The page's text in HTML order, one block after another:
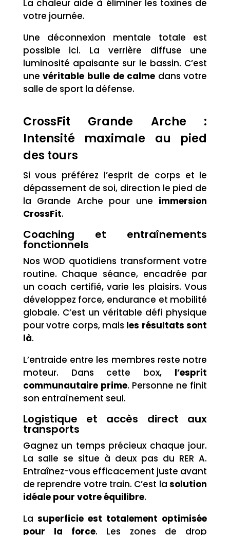
La chaleur aide à éliminer les toxines de
votre journée.
Une déconnexion mentale totale est
possible ici. La verrière diffuse une
luminosité apaisante sur le bassin. C’est
unevéritable bulle de calme dans votre
salle de sport la défense.
CrossFit Grande Arche :
Intensité maximale au pied
des tours
Si vous préférez l’esprit de corps et le
dépassement de soi, direction le pied de
la Grande Arche pour une immersion
CrossFit.
Coaching et entraînements
fonctionnels
Nos WOD quotidiens transforment votre
routine. Chaque séance, encadrée par
un coach certifié, varie les plaisirs. Vous
développez force, endurance et mobilité
globale. C’est un véritable défi physique
pour votre corps, mais les résultats sont
là.
L’entraide entre les membres reste notre
moteur. Dans cette box, l’esprit
communautaire prime. Personne ne finit
son entraînement seul.
Logistique et accès direct aux
transports
Gagnez un temps précieux chaque jour.
La salle se situe à deux pas du RER A.
Entraînez-vous efficacement juste avant
de reprendre votre train. C’est lasolution
idéale pour votre équilibre.
La superficie est totalement optimisée
pour la force. Les zones de drop